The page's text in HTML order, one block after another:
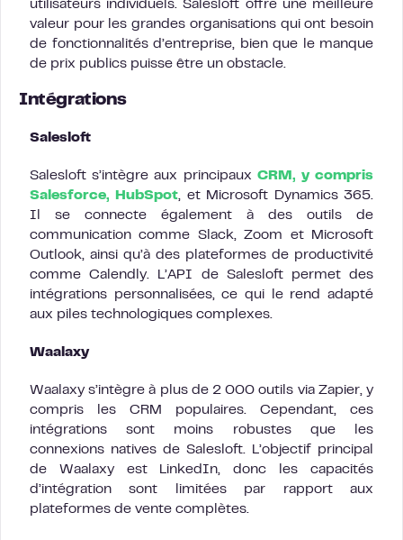
utilisateurs individuels. Salesloft offre une meilleure
valeur pour les grandes organisations qui ont besoin
de fonctionnalités d’entreprise, bien que le manque
de prix publics puisse être un obstacle.
Intégrations
Salesloft
Salesloft s’intègre aux principaux CRM, y compris
Salesforce, HubSpot, et Microsoft Dynamics 365.
Il se connecte également à des outils de
communication comme Slack, Zoom et Microsoft
Outlook, ainsi qu’à des plateformes de productivité
comme Calendly. L’API de Salesloft permet des
intégrations personnalisées, ce qui le rend adapté
aux piles technologiques complexes.
Waalaxy
Waalaxy s’intègre à plus de 2 000 outils via Zapier, y
compris les CRM populaires. Cependant, ces
intégrations sont moins robustes que les
connexions natives de Salesloft. L’objectif principal
de Waalaxy est LinkedIn, donc les capacités
d’intégration sont limitées par rapport aux
plateformes de vente complètes.